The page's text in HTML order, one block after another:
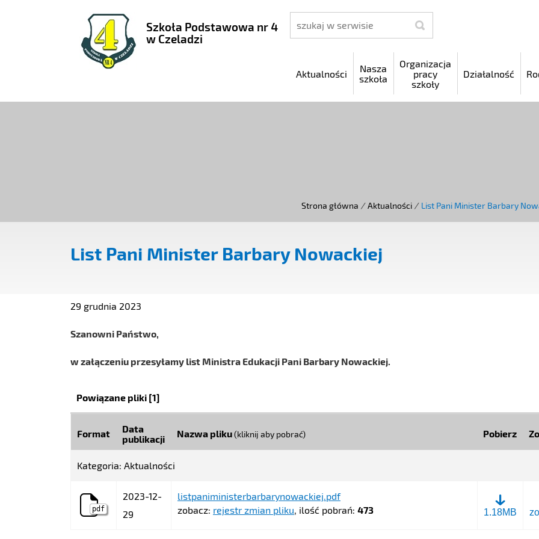
Szkoła Podstawowa nr 4
w Czeladzi
szukaj
Aktualności
Nasza
szkoła
Organizacja
pracy
szkoły
Działalność
Strona główna / Aktualności / List Pani Minister Barbary
List Pani Minister Barbary Nowackiej
29 grudnia 2023
Szanowni Państwo,
w załączeniu przesyłamy list Ministra Edukacji Pani Barbary Nowackiej.
Kategoria:
Powiązane pliki [1]
Format
Data
publikacji
Nazwa pliku(kliknij aby pobrać) Pobierz
Kategoria: Aktualności
pdf
2023-12-
29
listpaniministerbarbarynowackiej.pdf
zobacz: rejestr zmian pliku, ilość pobrań: 473 1.18MB